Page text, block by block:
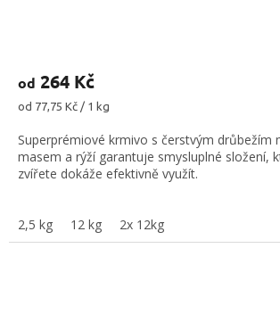
od 264 Kč
Měrná
od 77,75 Kč / 1 kg
Superprémiové krmivo s čerstvým drůbežím
masem a rýží garantuje smysluplné složení,
zvířete dokáže efektivně využít.
2,5 kg 12 kg 2x 12kg